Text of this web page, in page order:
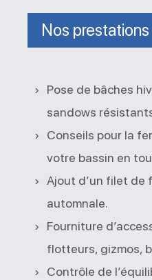
Nos
Pose de bâches
sandows
Conseils pour la
votre bassin en
Ajout d’un filet de
automnale.
Fourniture
flotteurs, gizmos,
Contrôle de